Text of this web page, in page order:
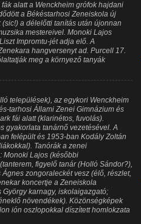
alatt a Wenckheim grófok hajdani
a Békéstarhosi Zeneiskola új
a délelőtti tanítás után újonnan
mestereivel. Monoki Lajos
Impromtu-jét adja elő. A
hangversenyt ad. Purcell 17.
meg a környező tanyák
települések), az egykori Wenckheim
tarhosi Állami Zenei Gimnázium és
fái alatt (klarinétos, fuvolás).
gyakorlata tanárnő vezetésével. A
felépült és 1953-ban Kodály Zoltán
Tanórák a zenei
Monoki Lajos (későbbi
figyelő tanár (Holló Sándor?),
zongoraleckét vesz (élő, részlet,
koncertje a Zeneiskola
karnagy, iskolaigazgató;
növendékek). Közönségképek
ión oszlopokkal díszített homlokzata